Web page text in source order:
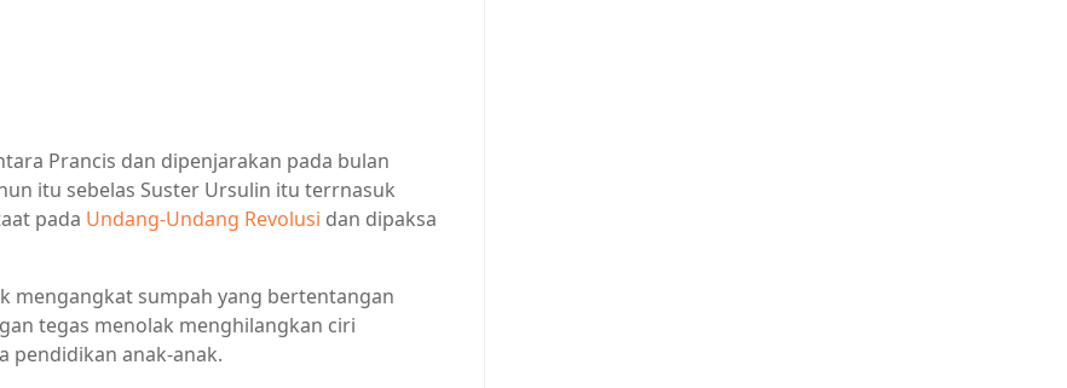
Prancis dan dipenjarakan pada bulan
itu sebelas Suster Ursulin itu terrnasuk
pada Undang-Undang Revolusi dan dipaksa
mengangkat sumpah yang bertentangan
tegas menolak menghilangkan ciri
pendidikan anak-anak.